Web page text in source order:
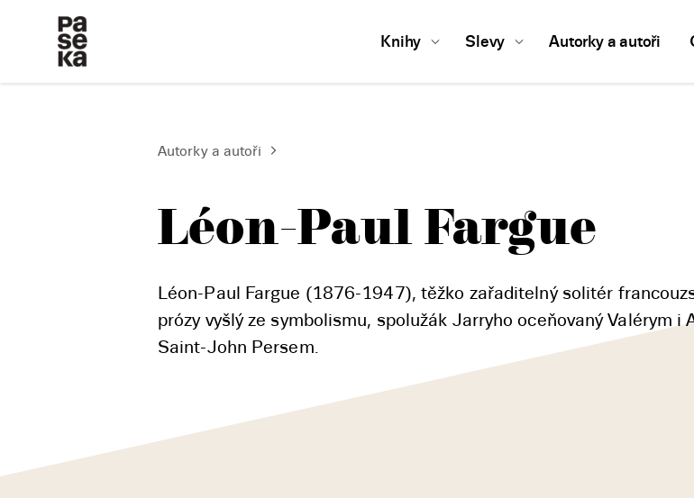
Knihy Slevy Autorky a autoři
Autorky a autoři
Léon-Paul Fargue
Léon-Paul Fargue (1876-1947), těžko zařaditelný solitér
prózy vyšlý ze symbolismu, spolužák Jarryho oceňovaný Valérym
Saint-John Persem.